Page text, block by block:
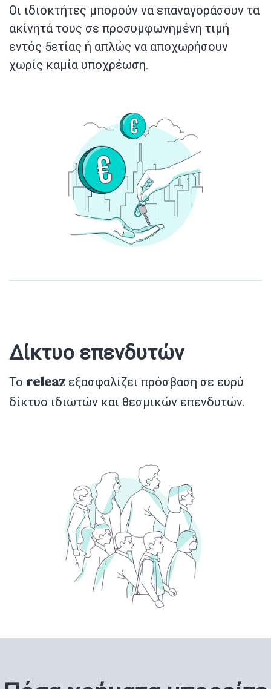
Οι ιδιοκτήτες μπορούν να επαναγοράσουν τα
ακίνητά τους σε προσυμφωνημένη τιμή
εντός 5ετίας ή απλώς να αποχωρήσουν
χωρίς καμία υποχρέωση.
Δίκτυο επενδυτών
Το releaz εξασφαλίζει πρόσβαση σε ευρύ
δίκτυο ιδιωτών και θεσμικών επενδυτών.